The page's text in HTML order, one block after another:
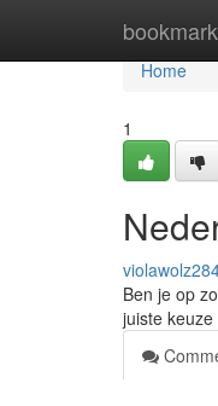
Home
Home
1
Ben je op
juiste